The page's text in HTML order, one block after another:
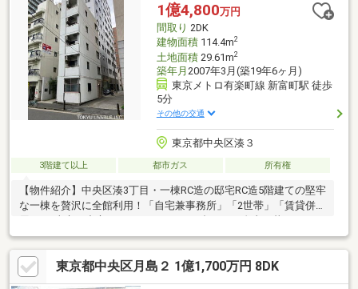
1億4,800万円
間取り 2DK
建物面積114.4m2
土地面積29.61m2
築年月 2007年3月(築19年6ヶ月)
東京メトロ有楽町線 新富町駅 徒歩
5分
その他の交通
東京都中央区湊３
3階建て以上 都市ガス 所有権
【物件紹介】中央区湊3丁目・一棟RC造の邸宅RC造5階建ての堅牢
な一棟を贅沢に全館利用！「自宅兼事務所」「2世帯」「賃貸併
【おすすめポイント】■圧倒的な安心感と開放感・2007年築、堅
牢な鉄筋コンクリート（RC）造5階建てです。・前面道路はゆと
りある幅員11mの公道で、2面道路の角地です。 ・エントランス
はオートロック式自動ドアを採用。防犯カメラ3ヶ所設置など、一
東京都中央区月島２ 1億1,700万円 8DK